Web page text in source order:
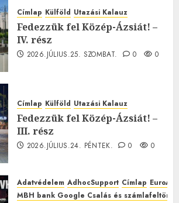
Címlap Külföld Utazási Kalauz
Fedezzük fel Közép-Ázsiát! –
IV. rész
2026.JÚLIUS.25. SZOMBAT. 0 0
Címlap Külföld Utazási Kalauz
Fedezzük fel Közép-Ázsiát! –
III. rész
2026.JÚLIUS.24. PÉNTEK. 0 0
Adatvédelem AdhocSupport Címlap
MBH bank Google Csalás és